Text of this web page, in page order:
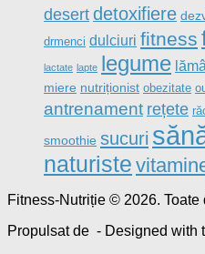
desertdetoxifiere
drmenci dulciuri fitness
lactate lapte legume
miere nutriționist obezitate
antrenament rețete
smoothie sucuri
naturiste
Fitness-Nutriție © 2026. Toate
Propulsat de - Designed with